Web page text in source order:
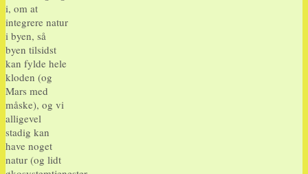
i, om at
integrere natur
i byen, så
byen tilsidst
kan fylde hele
kloden (og
Mars med
måske), og vi
alligevel
stadig kan
have noget
natur (og lidt